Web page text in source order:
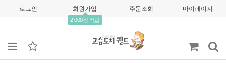
로그인 회원가입
2,000원 적립
주문조회 마이페이지